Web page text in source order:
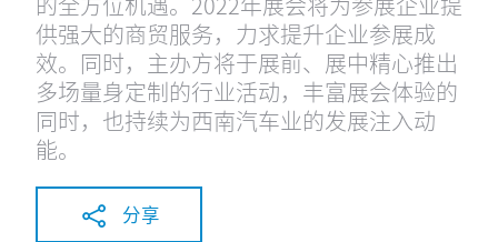
供强大的商贸服务，力求提升企业参展成
效。同时，主办方将于展前、展中精心推出
多场量身定制的行业活动，丰富展会体验的
同时，也持续为西南汽车业的发展注入动
能。
分享